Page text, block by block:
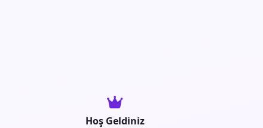
Hoş Geldiniz